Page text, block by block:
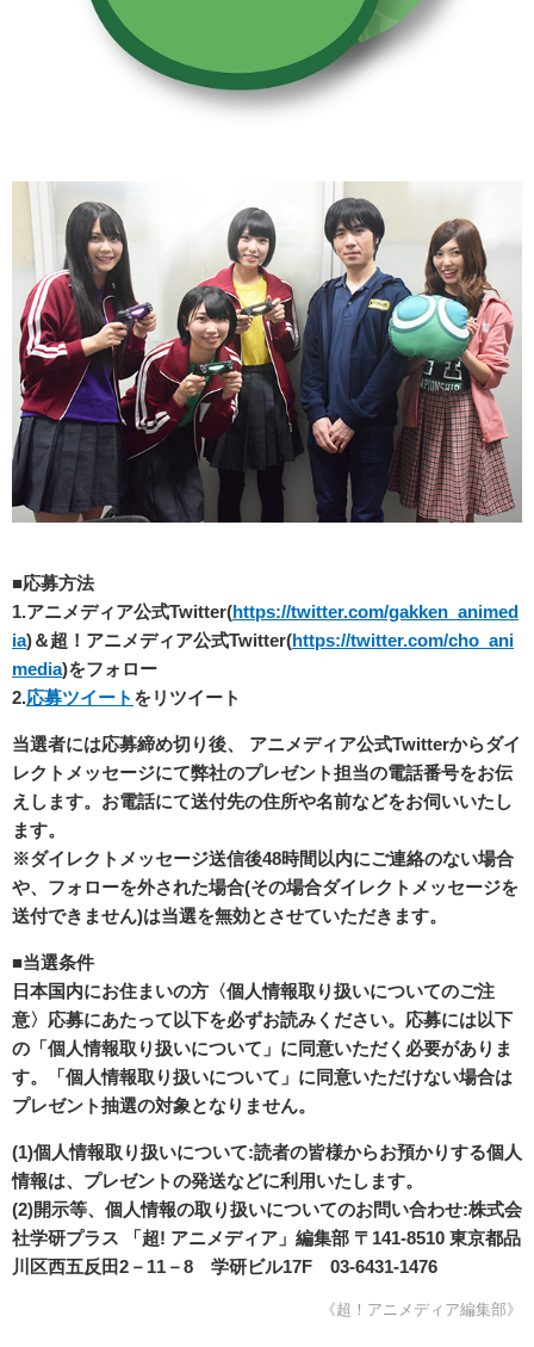
■応募方法
1.アニメディア公式Twitter(https://twitter.com/gakken_animed
ia)＆超！アニメディア公式Twitter(https://twitter.com/cho_ani
media)をフォロー
2.応募ツイート をリツイート
当選者には応募締め切り後、 アニメディア公式Twitterからダイ
レクトメッセージにて弊社のプレゼント担当の電話番号をお伝
えします。お電話にて送付先の住所や名前などをお伺いいたし
ます。
※ダイレクトメッセージ送信後48時間以内にご連絡のない場合
や、フォローを外された場合(その場合ダイレクトメッセージを
送付できません)は当選を無効とさせていただきます。
■当選条件
日本国内にお住まいの方〈個人情報取り扱いについてのご注
意〉応募にあたって以下を必ずお読みください。応募には以下
の「個人情報取り扱いについて」に同意いただく必要がありま
す。「個人情報取り扱いについて」に同意いただけない場合は
プレゼント抽選の対象となりません。
(1)個人情報取り扱いについて:読者の皆様からお預かりする個人
情報は、プレゼントの発送などに利用いたします。
(2)開示等、個人情報の取り扱いについてのお問い合わせ:株式会
社学研プラス 「超! アニメディア」編集部 〒141-8510 東京都品
川区西五反田2－11－8 学研ビル17F 03-6431-1476
《超！アニメディア編集部》